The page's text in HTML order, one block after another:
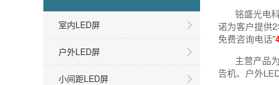
室内LED屏
户外LED屏
小间距LED屏
铭盛光电
诺为客户提供
免费咨询电话"
主营产品
告机、户外